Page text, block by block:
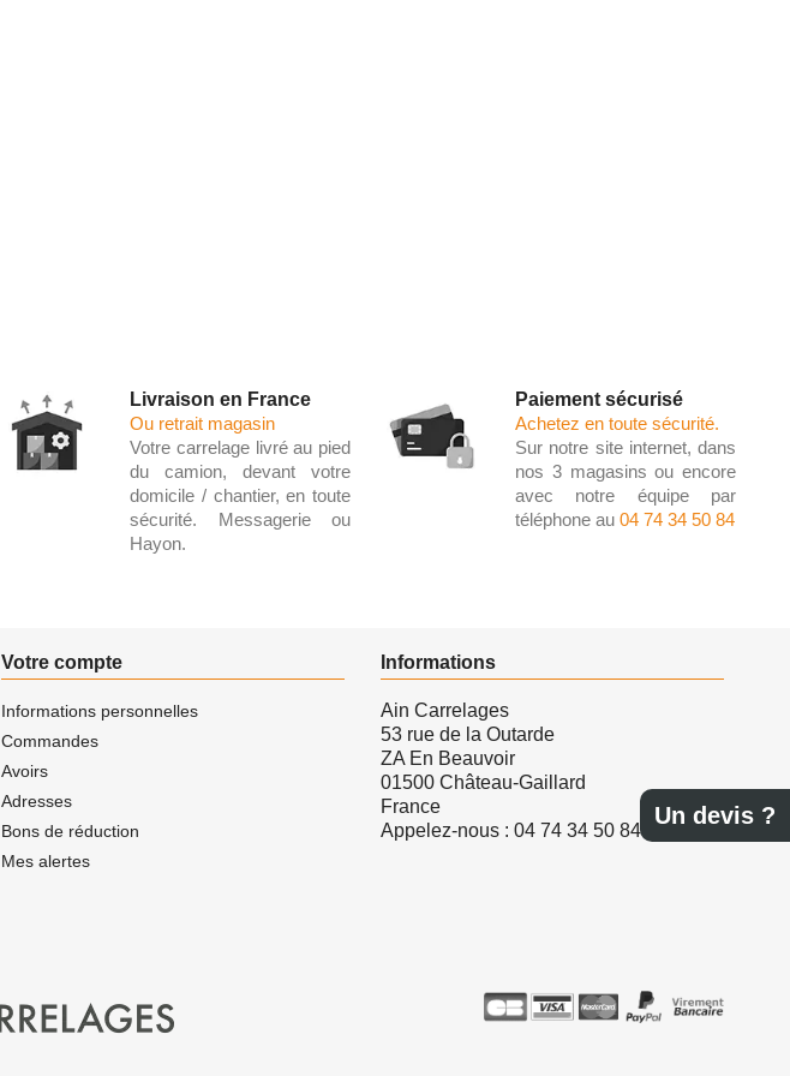
Un devis ?
Livraison en France
Ou retrait magasin
Votre carrelage livré au pied
du camion, devant votre
domicile / chantier, en toute
sécurité. Messagerie ou
Hayon.
Paiement sécurisé
Achetez en toute sécurité.
Sur notre site internet, dans
nos 3 magasins ou encore
avec notre équipe par
téléphone au 04 74 34 50 84
Votre compte
Informations personnelles
Commandes
Avoirs
Adresses
Bons de réduction
Mes alertes
Informations
Ain Carrelages
53 rue de la Outarde
ZA En Beauvoir
01500 Château-Gaillard
France
Appelez-nous : 04 74 34 50 84